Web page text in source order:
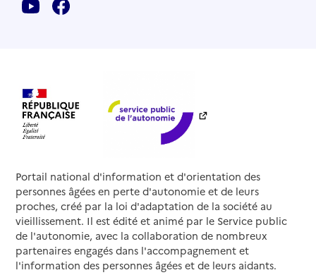
Portail national d'information et d'orientation des
personnes âgées en perte d'autonomie et de leurs
proches, créé par la loi d'adaptation de la société au
vieillissement. Il est édité et animé par le Service public
de l'autonomie, avec la collaboration de nombreux
partenaires engagés dans l'accompagnement et
l'information des personnes âgées et de leurs aidants.